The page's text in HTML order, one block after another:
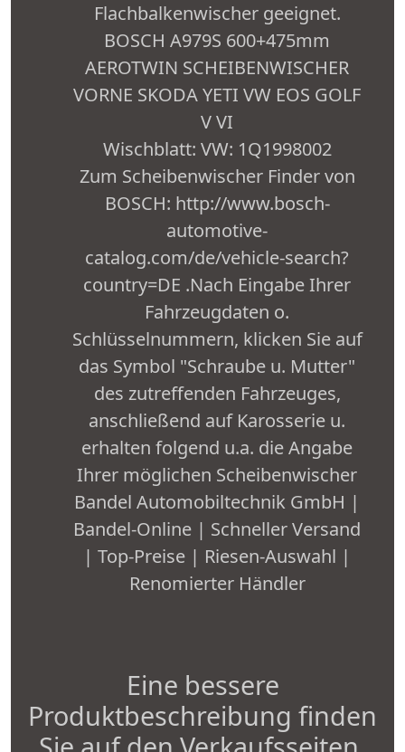
Flachbalkenwischer geeignet.
BOSCH A979S 600+475mm
AEROTWIN SCHEIBENWISCHER
VORNE SKODA YETI VW EOS GOLF
V VI
Wischblatt: VW: 1Q1998002
Zum Scheibenwischer Finder von
BOSCH: http://www.bosch-
automotive-
catalog.com/de/vehicle-search?
country=DE .Nach Eingabe Ihrer
Fahrzeugdaten o.
Schlüsselnummern, klicken Sie auf
das Symbol "Schraube u. Mutter"
des zutreffenden Fahrzeuges,
anschließend auf Karosserie u.
erhalten folgend u.a. die Angabe
Ihrer möglichen Scheibenwischer
Bandel Automobiltechnik GmbH |
Bandel-Online | Schneller Versand
| Top-Preise | Riesen-Auswahl |
Renomierter Händler
Eine bessere
Produktbeschreibung finden